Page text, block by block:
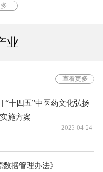
业
查看更多
| “十四五”中医药文化弘扬
施方案
2023-04-24
据管理办法》